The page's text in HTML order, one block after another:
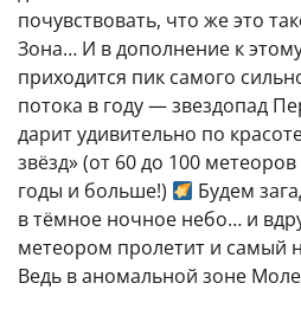
почувствовать, что же это
Зона… И в дополнение к
приходится пик самого
потока в году — звездопад
дарит удивительно по
звёзд» (от 60 до 100
годы и больше!)
Будем
в тёмное ночное небо… и
метеором пролетит и самый
Ведь в аномальной зоне